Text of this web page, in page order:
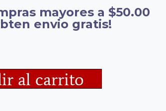
mayores a $50.00
envio gratis!
al carrito